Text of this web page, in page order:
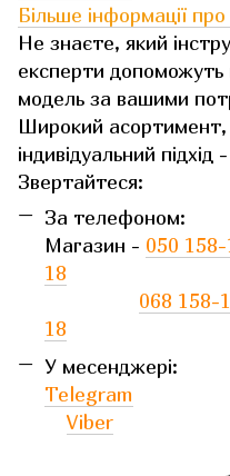
Більше інформації
Не знаєте, який
експерти допоможуть
модель за вашими
Широкий асортимент,
індивідуальний
Звертайтеся:
За телефоном:
Магазин - 050
18
068 158-
18
У месенджері:
Telegram
Viber